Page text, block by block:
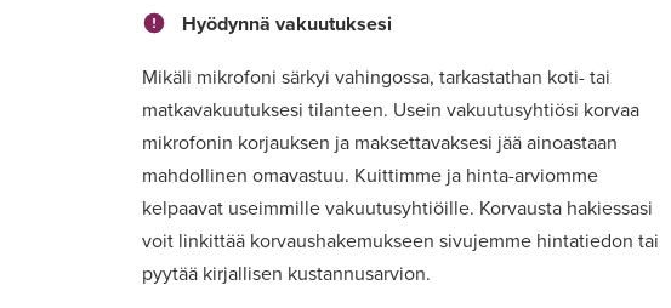
Hyödynnä vakuutuksesi
Mikäli mikrofoni särkyi vahingossa, tarkastathan koti- tai
matkavakuutuksesi tilanteen. Usein vakuutusyhtiösi korvaa
mikrofonin korjauksen ja maksettavaksesi jää ainoastaan
mahdollinen omavastuu. Kuittimme ja hinta-arviomme
kelpaavat useimmille vakuutusyhtiöille. Korvausta hakiessasi
voit linkittää korvaushakemukseen sivujemme hintatiedon tai
pyytää kirjallisen kustannusarvion.